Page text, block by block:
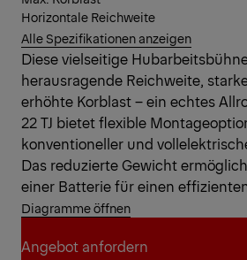
Horizontale Reichweite
Alle Spezifikationen anzeigen
Diese vielseitige
herausragende Reichweite,
erhöhte Korblast – ein echtes
22 TJ bietet flexible
konventioneller und
Das reduzierte Gewicht
einer Batterie für einen
Diagramme öffnen
Angebot anfordern